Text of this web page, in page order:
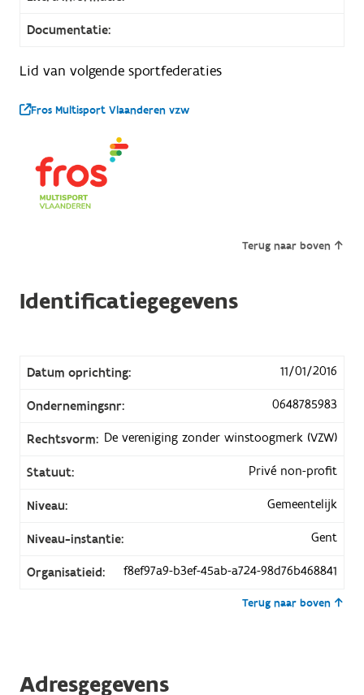
Documentatie:
Lid van volgende sportfederaties
Fros Multisport Vlaanderen vzw
Terug naar boven
Identificatiegegevens
Datum oprichting: 11/01/2016
Ondernemingsnr: 0648785983
Rechtsvorm: De vereniging zonder winstoogmerk (VZW)
Statuut: Privé non-profit
Niveau: Gemeentelijk
Niveau-instantie: Gent
Organisatieid: f8ef97a9-b3ef-45ab-a724-98d76b468841
Terug naar boven
Adresgegevens